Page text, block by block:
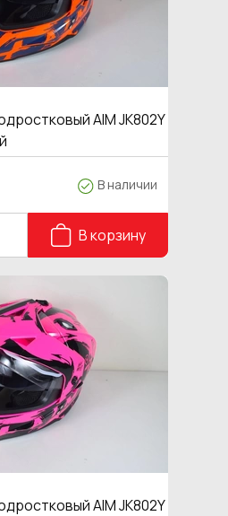
AIM JK802Y
В наличии
В корзину
AIM JK802Y